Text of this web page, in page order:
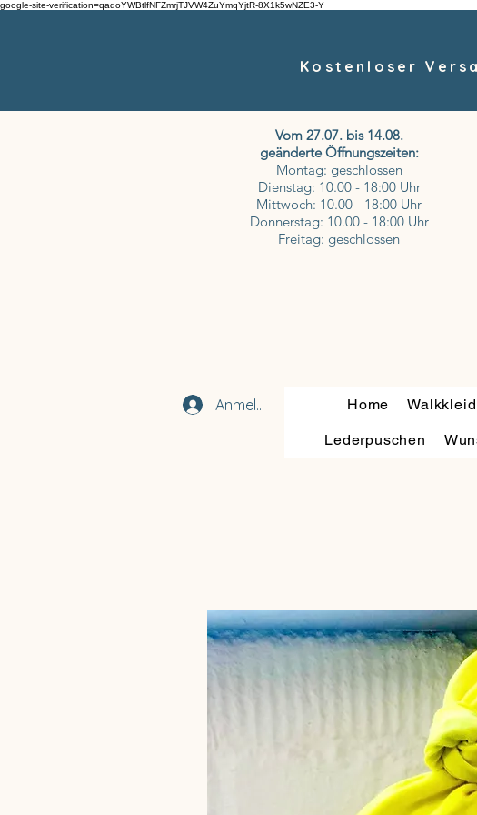
google-site-verification=qadoYWBtlfNFZmrjTJVW4ZuYmqYjtR-8X1k5wNZE3-Y
Kostenloser
Vom 27.07. bis 14.08.
geänderte Öffnungszeiten:
Montag: geschlossen
Dienstag: 10.00 - 18:00 Uhr
Mittwoch: 10.00 - 18:00 Uhr
Donnerstag: 10.00 - 18:00 Uhr
Freitag: geschlossen
Anmelden Home
Lederpuschen